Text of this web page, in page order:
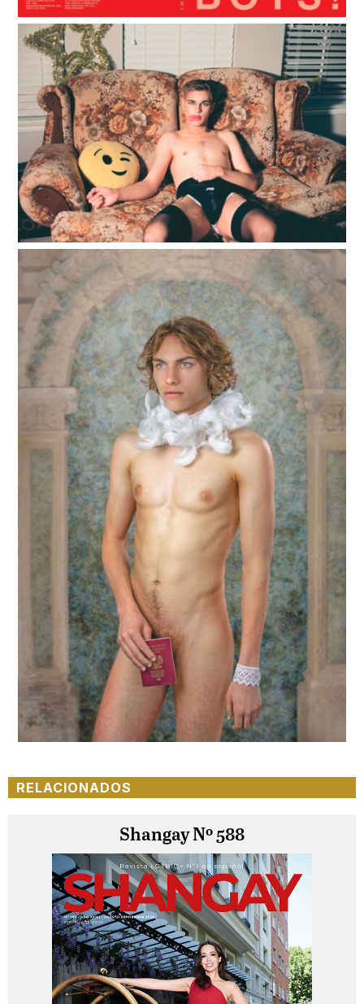
RELACIONADOS
Shangay Nº 588